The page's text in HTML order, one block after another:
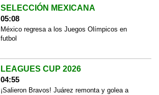
SELECCIÓN MEXICANA
05:08
México regresa a los Juegos Olímpicos en
futbol
LEAGUES CUP 2026
04:55
¡Salieron Bravos! Juárez remonta y golea a